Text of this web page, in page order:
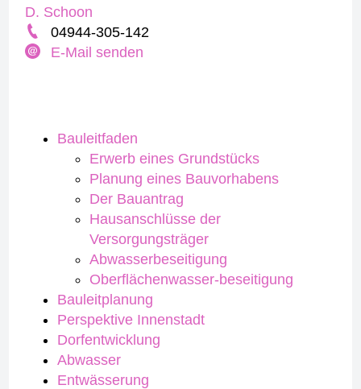
Bauleitfaden
Erwerb eines Grundstücks
Planung eines Bauvorhabens
Der Bauantrag
Hausanschlüsse der
Versorgungsträger
Abwasserbeseitigung
Oberflächenwasser-beseitigung
Bauleitplanung
Perspektive Innenstadt
Dorfentwicklung
Abwasser
Entwässerung
D. Schoon
04944-305-142
E-Mail senden